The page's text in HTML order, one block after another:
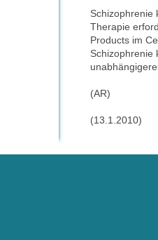
Schizophrenie
Therapie
Products im
Schizophrenie
(AR)
(13.1.2010)